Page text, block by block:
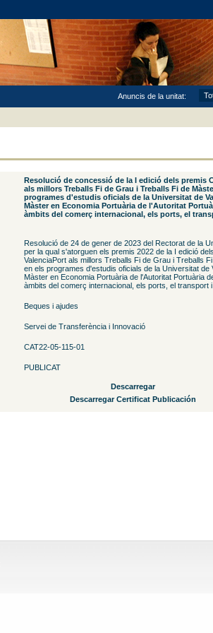
Anuncis de la unitat:
Resolució de concessió de la I edició dels premis
als millors Treballs Fi de Grau i Treballs Fi de
programes d'estudis oficials de la Universitat de
Màster en Economia Portuària de l'Autoritat
àmbits del comerç internacional, els ports, el
Resolució de 24 de gener de 2023 del Rectorat de la
per la qual s'atorguen els premis 2022 de la I edició
ValenciaPort als millors Treballs Fi de Grau i Treballs
en els programes d'estudis oficials de la Universitat de
Màster en Economia Portuària de l'Autoritat Portuària
àmbits del comerç internacional, els ports, el transport
Beques i ajudes
Servei de Transferència i Innovació
CAT22-05-115-01
PUBLICAT
Descarregar
Descarregar Certificat Publicación